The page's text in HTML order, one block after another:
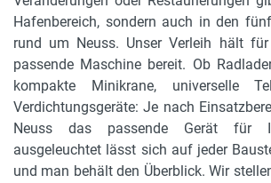
Hafenbereich, sondern auch in den
rund um Neuss. Unser Verleih hält
passende Maschine bereit. Ob
kompakte Minikrane, universelle
Verdichtungsgeräte: Je nach
Neuss das passende Gerät für
ausgeleuchtet lässt sich auf jeder
und man behält den Überblick. Wir